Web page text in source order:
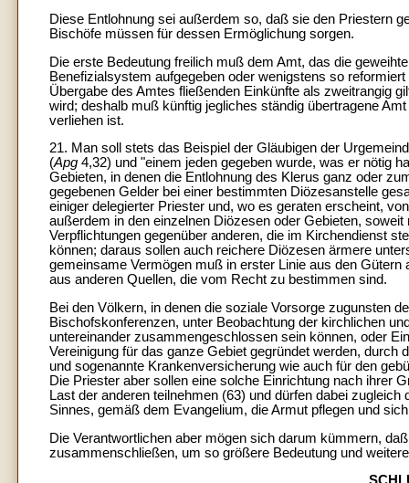
Diese Entlohnung sei außerdem so, daß sie den Priestern
Bischöfe müssen für dessen Ermöglichung sorgen.
Die erste Bedeutung freilich muß dem Amt, das die
Benefizialsystem aufgegeben oder wenigstens so
Übergabe des Amtes fließenden Einkünfte als zweitrangig
wird; deshalb muß künftig jegliches ständig übertragene
verliehen ist.
21. Man soll stets das Beispiel der Gläubigen der
(Apg 4,32) und "einem jeden gegeben wurde, was er nötig
Gebieten, in denen die Entlohnung des Klerus ganz oder
gegebenen Gelder bei einer bestimmten Diözesanstelle
einiger delegierter Priester und, wo es geraten erscheint,
außerdem in den einzelnen Diözesen oder Gebieten,
Verpflichtungen gegenüber anderen, die im Kirchendienst
können; daraus sollen auch reichere Diözesen ärmere
gemeinsame Vermögen muß in erster Linie aus den
aus anderen Quellen, die vom Recht zu bestimmen sind.
Bei den Völkern, in denen die soziale Vorsorge zugunsten
Bischofskonferenzen, unter Beobachtung der kirchlichen
untereinander zusammengeschlossen sein können, oder
Vereinigung für das ganze Gebiet gegründet werden,
und sogenannte Krankenversicherung wie auch für den
Die Priester aber sollen eine solche Einrichtung nach ihrer
Last der anderen teilnehmen (63) und dürfen dabei
Sinnes, gemäß dem Evangelium, die Armut pflegen und
Die Verantwortlichen aber mögen sich darum kümmern,
zusammenschließen, um so größere Bedeutung und